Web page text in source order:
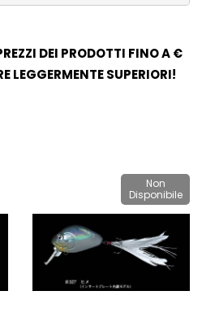
DEI PRODOTTI FINO A €
LEGGERMENTE SUPERIORI!
Non
Disponibile